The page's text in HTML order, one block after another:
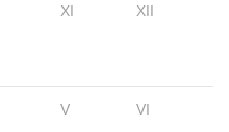
XI XII
V
VI